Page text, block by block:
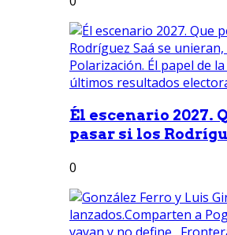
Él escenario 2027.
pasar si los
0